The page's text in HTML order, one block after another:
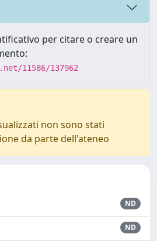
per citare o creare un
11586/137962
non sono stati
da parte dell'ateneo
ND
ND